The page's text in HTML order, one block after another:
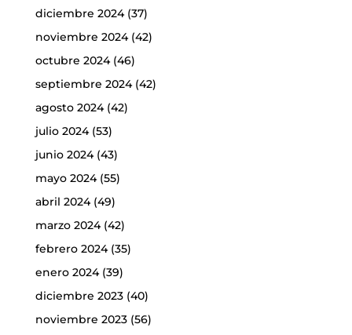
diciembre 2024(37)
noviembre 2024(42)
octubre 2024(46)
septiembre 2024(42)
agosto 2024(42)
julio 2024(53)
junio 2024(43)
mayo 2024(55)
abril 2024(49)
marzo 2024(42)
febrero 2024(35)
enero 2024(39)
diciembre 2023(40)
noviembre 2023(56)